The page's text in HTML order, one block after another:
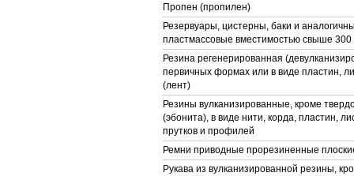
Пропен (пропилен)
Резервуары, цистерны, баки и
пластмассовые вместимостью свыше 300
Резина регенерированная
первичных формах или в виде пластин,
(лент)
Резины вулканизированные, кроме
(эбонита), в виде нити, корда, пластин,
прутков и профилей
Ремни приводные прорезиненные
Рукава из вулканизированной резины,